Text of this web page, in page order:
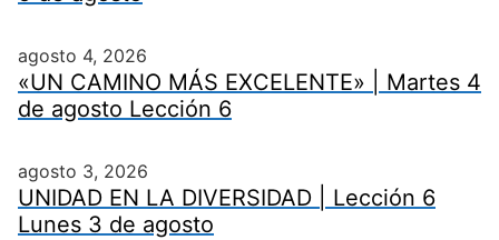
agosto 4, 2026
«UN CAMINO MÁS EXCELENTE» | Martes 4
de agosto Lección 6
agosto 3, 2026
UNIDAD EN LA DIVERSIDAD | Lección 6
Lunes 3 de agosto